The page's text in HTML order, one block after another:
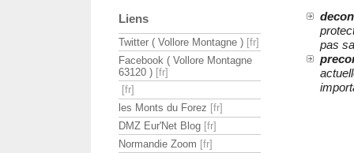
pas
Liens
Twitter ( Vollore Montagne )
Facebook ( Vollore Montagne
63120 )
les Monts du Forez
DMZ Eur'Net Blog
Normandie Zoom